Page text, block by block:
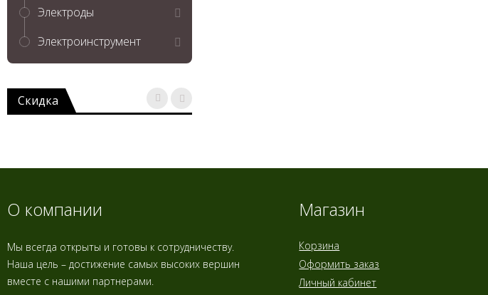
Электроды
Электроинструмент
Скидка
CUTOP T41-
355х3.2х25.4 (5/25)
Диск отр.металл
CUTOP T41-
125x1.0x22.2 10PCS
О компании
Мы всегда открыты и готовы к сотрудничеству.
Наша цель – достижение самых высоких вершин
вместе с нашими партнерами.
Магазин
Корзина
Оформить заказ
Личный кабинет